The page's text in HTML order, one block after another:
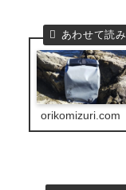
orikomizuri.com